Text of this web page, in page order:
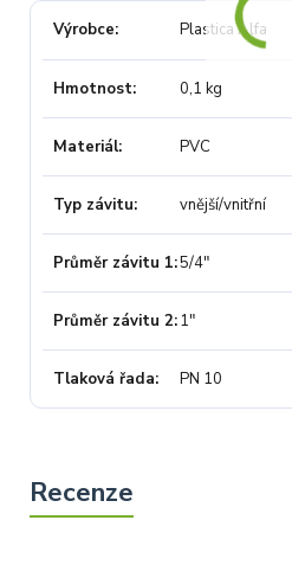
Výrobce Plastica Alfa
Hmotnost 0,1 kg
Materiál PVC
Typ závitu vnější/vnitřní
Průměr závitu 1 5/4"
Průměr závitu 2 1"
Tlaková řada PN 10